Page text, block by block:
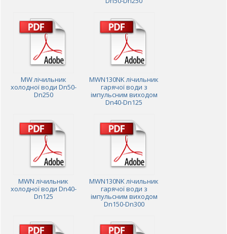
MW лічильник
холодної води Dn50-
Dn250
MWN130NK лічильник
гарячої води з
імпульсним виходом
Dn40-Dn125
MWN лічильник
холодної води Dn40-
Dn125
MWN130NK лічильник
гарячої води з
імпульсним виходом
Dn150-Dn300